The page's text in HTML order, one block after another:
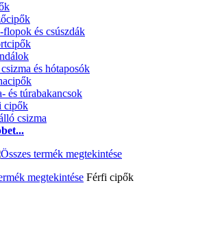
és csúszdák
és hótaposók
és túrabakancsok
cipők
csizma
megtekintése Férfi cipők